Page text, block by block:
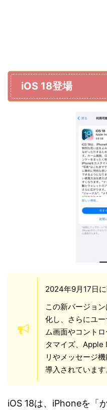
iOS 18登場
2024年9月17日
この新バージョ
化し、さらにユ
ム画面やコント
タマイズ、
リやメッセージ
導入されています
iOS 18は、iPhoneを「